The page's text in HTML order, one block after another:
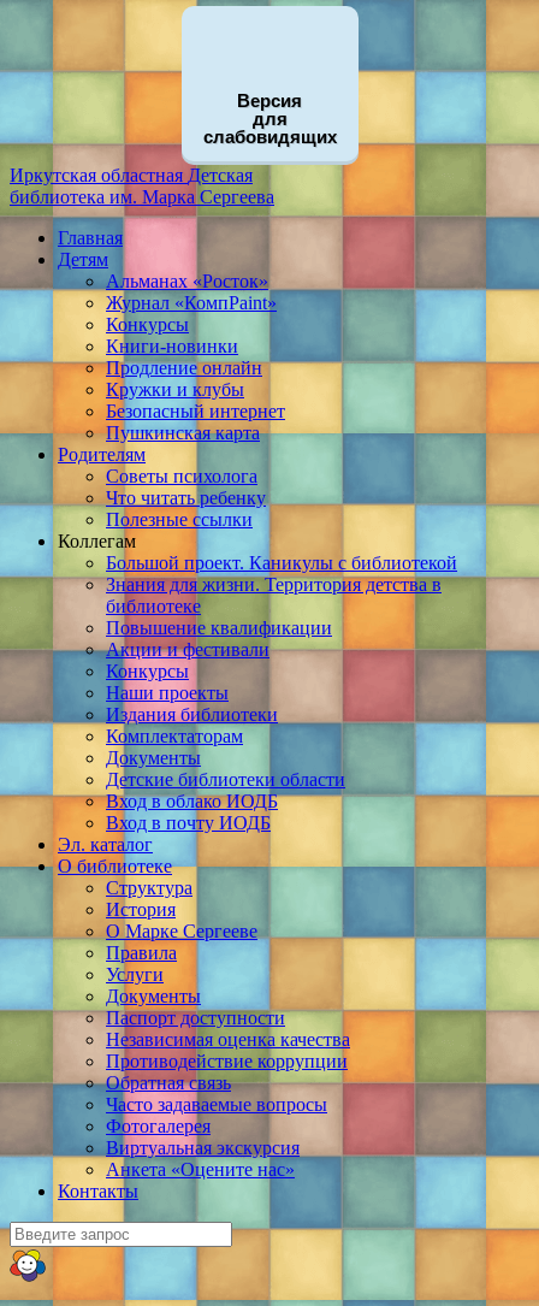
Версия
для
слабовидящих
Иркутская областная Детская
библиотека им. Марка Сергеева
Главная
Детям
Альманах «Росток»
Журнал «КомпPaint»
Конкурсы
Книги-новинки
Продление онлайн
Кружки и клубы
Безопасный интернет
Пушкинская карта
Родителям
Советы психолога
Что читать ребенку
Полезные ссылки
Коллегам
Большой проект. Каникулы с библиотекой
Знания для жизни. Территория детства в
библиотеке
Повышение квалификации
Акции и фестивали
Конкурсы
Наши проекты
Издания библиотеки
Комплектаторам
Документы
Детские библиотеки области
Вход в облако ИОДБ
Вход в почту ИОДБ
Эл. каталог
О библиотеке
Структура
История
О Марке Сергееве
Правила
Услуги
Документы
Паспорт доступности
Независимая оценка качества
Противодействие коррупции
Обратная связь
Часто задаваемые вопросы
Фотогалерея
Виртуальная экскурсия
Анкета «Оцените нас»
Контакты